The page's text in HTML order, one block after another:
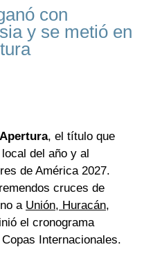
con
y se metió en
, el título que
del año y al
de América 2027.
cruces de
a Unión, Huracán,
el cronograma
Internacionales.